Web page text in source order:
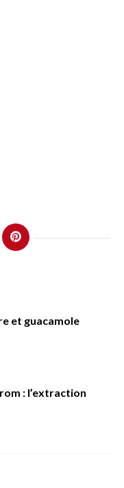
et guacamole
: l’extraction